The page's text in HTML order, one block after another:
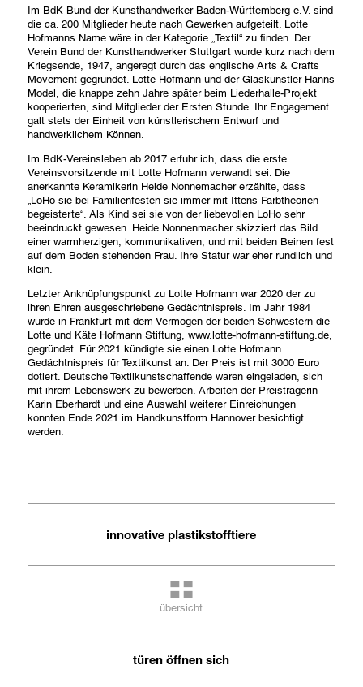
Im BdK Bund der Kunsthandwerker Baden-Württemberg e.V. sind
die ca. 200 Mitglieder heute nach Gewerken aufgeteilt. Lotte
Hofmanns Name wäre in der Kategorie „Textil“ zu finden. Der
Verein Bund der Kunsthandwerker Stuttgart wurde kurz nach dem
Kriegsende, 1947, angeregt durch das englische Arts & Crafts
Movement gegründet. Lotte Hofmann und der Glaskünstler Hanns
Model, die knappe zehn Jahre später beim Liederhalle-Projekt
kooperierten, sind Mitglieder der Ersten Stunde. Ihr Engagement
galt stets der Einheit von künstlerischem Entwurf und
handwerklichem Können.
Im BdK-Vereinsleben ab 2017 erfuhr ich, dass die erste
Vereinsvorsitzende mit Lotte Hofmann verwandt sei. Die
anerkannte Keramikerin Heide Nonnemacher erzählte, dass
„LoHo sie bei Familienfesten sie immer mit Ittens Farbtheorien
begeisterte“. Als Kind sei sie von der liebevollen LoHo sehr
beeindruckt gewesen. Heide Nonnenmacher skizziert das Bild
einer warmherzigen, kommunikativen, und mit beiden Beinen fest
auf dem Boden stehenden Frau. Ihre Statur war eher rundlich und
klein.
Letzter Anknüpfungspunkt zu Lotte Hofmann war 2020 der zu
ihren Ehren ausgeschriebene Gedächtnispreis. Im Jahr 1984
wurde in Frankfurt mit dem Vermögen der beiden Schwestern die
Lotte und Käte Hofmann Stiftung, www.lotte-hofmann-stiftung.de,
gegründet. Für 2021 kündigte sie einen Lotte Hofmann
Gedächtnispreis für Textilkunst an. Der Preis ist mit 3000 Euro
dotiert. Deutsche Textilkunstschaffende waren eingeladen, sich
mit ihrem Lebenswerk zu bewerben. Arbeiten der Preisträgerin
Karin Eberhardt und eine Auswahl weiterer Einreichungen
konnten Ende 2021 im Handkunstform Hannover besichtigt
werden.
innovative plastikstofftiere
übersicht
türen öffnen sich
Nachname
E-Mail-Adresse
schließen abschicken